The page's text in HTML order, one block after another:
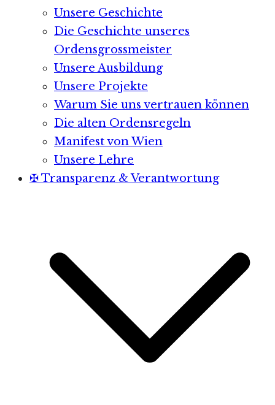
Unsere Geschichte
Die Geschichte unseres
Ordensgrossmeister
Unsere Ausbildung
Unsere Projekte
Warum Sie uns vertrauen können
Die alten Ordensregeln
Manifest von Wien
Unsere Lehre
✠ Transparenz & Verantwortung